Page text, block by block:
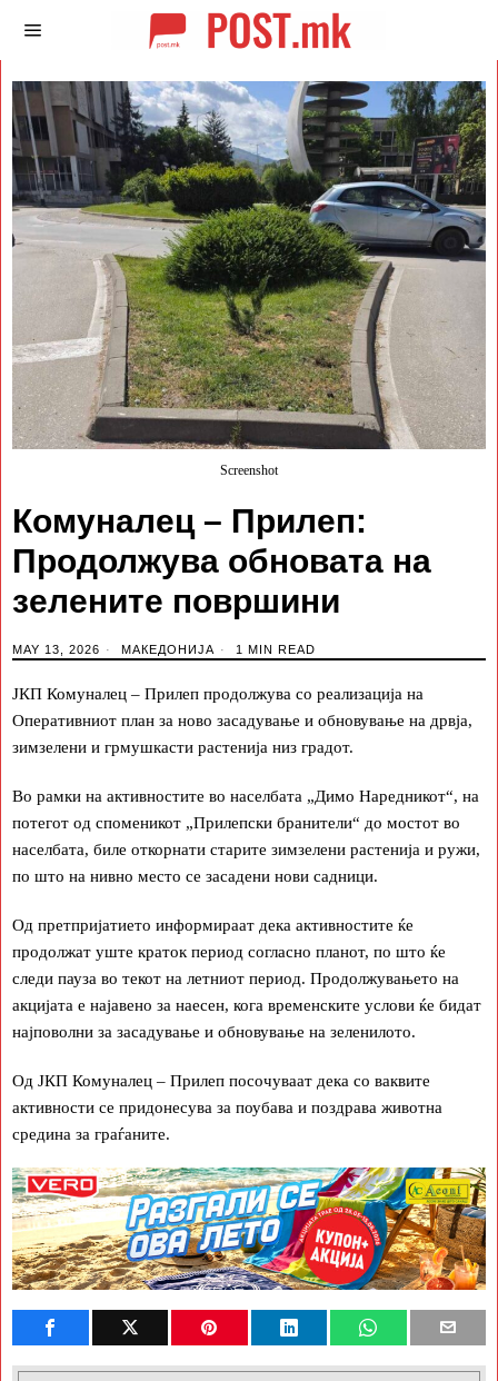
Screenshot
Комуналец – Прилеп:
Продолжува обновата на
зелените површини
MAY 13, 2026 МАКЕДОНИЈА 1 MIN READ
ЈКП Комуналец – Прилеп продолжува со реализација на
Оперативниот план за ново засадување и обновување на дрвја,
зимзелени и грмушкасти растенија низ градот.
Во рамки на активностите во населбата „Димо Наредникот“, на
потегот од споменикот „Прилепски бранители“ до мостот во
населбата, биле откорнати старите зимзелени растенија и ружи,
по што на нивно место се засадени нови садници.
Од претпријатието информираат дека активностите ќе
продолжат уште краток период согласно планот, по што ќе
следи пауза во текот на летниот период. Продолжувањето на
акцијата е најавено за наесен, кога временските услови ќе бидат
најповолни за засадување и обновување на зеленилото.
Од ЈКП Комуналец – Прилеп посочуваат дека со ваквите
активности се придонесува за поубава и поздрава животна
средина за граѓаните.